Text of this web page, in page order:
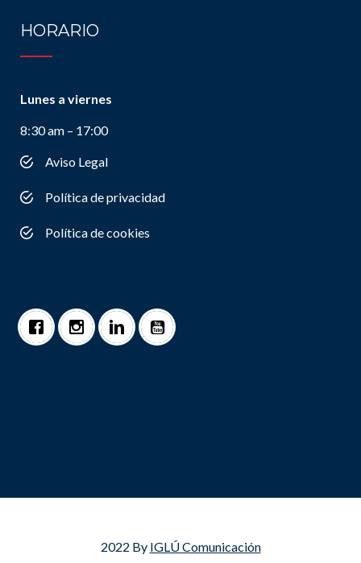
HORARIO
Lunes a viernes
8:30 am – 17:00
Aviso Legal
Política de privacidad
Política de cookies
2022 By IGLÚ Comunicación